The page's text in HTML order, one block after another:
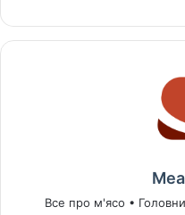
Все про м'ясо •